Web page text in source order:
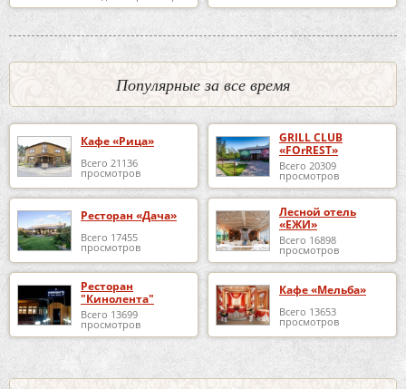
Популярные за все время
Кафе «Рица»
Всего 21136
просмотров
GRILL CLUB
«FOrREST»
Всего 20309
просмотров
Ресторан «Дача»
Всего 17455
просмотров
Лесной отель
«ЕЖИ»
Всего 16898
просмотров
Ресторан
"Кинолента"
Всего 13699
просмотров
Кафе «Мельба»
Всего 13653
просмотров